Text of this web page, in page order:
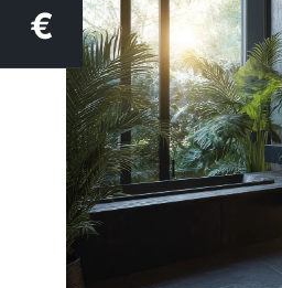
€
Estimation des aides